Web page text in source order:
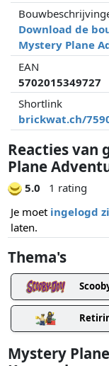
Download de
Mystery Plane
EAN
5702015349727
Shortlink
brickwat.ch/
Reacties van
Plane
5.0
1 rating
Je moet ingelogd
laten.
Thema's
Mystery